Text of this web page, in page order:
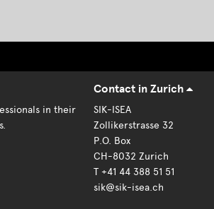
in their
Contact in Zurich
SIK-ISEA
Zollikerstrasse 32
P.O. Box
CH-8032 Zurich
T +41 44 388 51 51
sik@sik-isea.ch